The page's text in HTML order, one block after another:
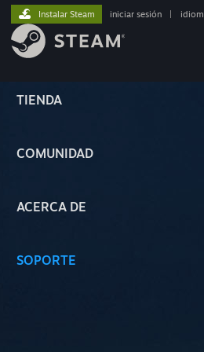
TIENDA
COMUNIDAD
ACERCA DE
SOPORTE
Instalar Steam iniciar sesión